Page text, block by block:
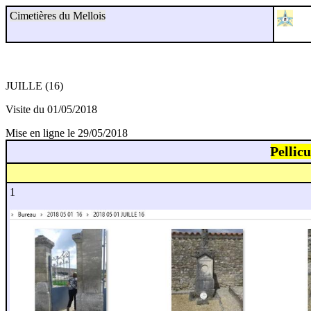
Cimetières du Mellois
JUILLE (16)
Visite du 01/05/2018
Mise en ligne le 29/05/2018
1